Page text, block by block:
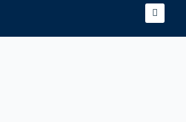
L
i
n
k